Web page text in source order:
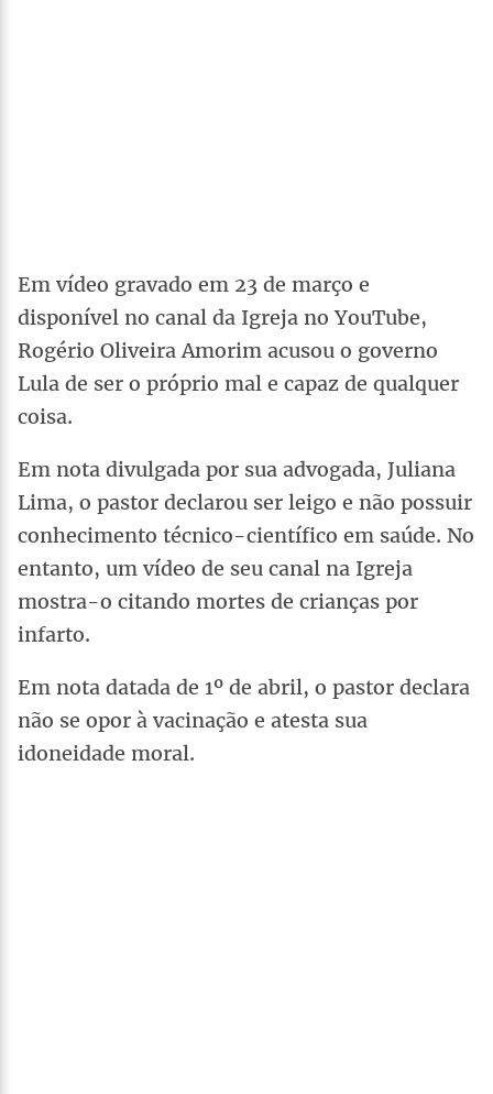
Em vídeo gravado em 23 de março e
disponível no canal da Igreja no YouTube,
Rogério Oliveira Amorim acusou o governo
Lula de ser o próprio mal e capaz de qualquer
coisa.
Em nota divulgada por sua advogada, Juliana
Lima, o pastor declarou ser leigo e não possuir
conhecimento técnico-científico em saúde. No
entanto, um vídeo de seu canal na Igreja
mostra-o citando mortes de crianças por
infarto.
Em nota datada de 1º de abril, o pastor declara
não se opor à vacinação e atesta sua
idoneidade moral.